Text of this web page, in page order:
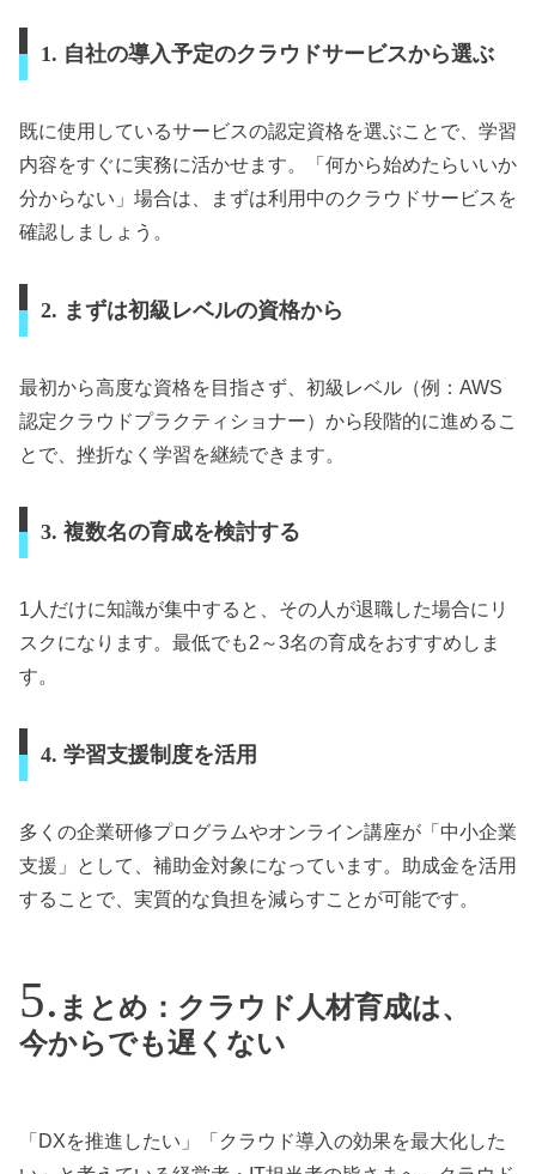
1. 自社の導入予定のクラウドサービスから選ぶ
既に使用しているサービスの認定資格を選ぶことで、学習
内容をすぐに実務に活かせます。「何から始めたらいいか
分からない」場合は、まずは利用中のクラウドサービスを
確認しましょう。
2. まずは初級レベルの資格から
最初から高度な資格を目指さず、初級レベル（例：AWS
認定クラウドプラクティショナー）から段階的に進めるこ
とで、挫折なく学習を継続できます。
3. 複数名の育成を検討する
1人だけに知識が集中すると、その人が退職した場合にリ
スクになります。最低でも2～3名の育成をおすすめしま
す。
4. 学習支援制度を活用
多くの企業研修プログラムやオンライン講座が「中小企業
支援」として、補助金対象になっています。助成金を活用
することで、実質的な負担を減らすことが可能です。
まとめ：クラウド人材育成は、
今からでも遅くない
「DXを推進したい」「クラウド導入の効果を最大化した